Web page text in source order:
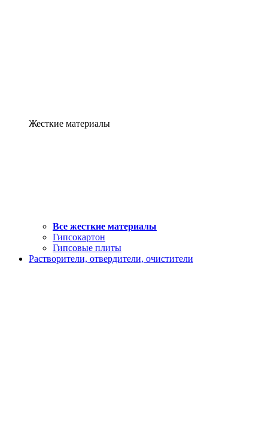
Жесткие материалы
Все жесткие материалы
Гипсокартон
Гипсовые плиты
Растворители, отвердители, очистители